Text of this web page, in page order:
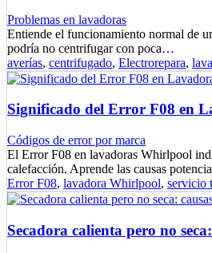
Problemas en lavadoras
Entiende el funcionamiento normal de
podría no centrifugar con poca…
averías, centrifugado, Electrorepara,
Significado del Error F08 en
Códigos de error por marca
El Error F08 en lavadoras Whirlpool
calefacción. Aprende las causas
Error F08, lavadora Whirlpool, servicio
Secadora calienta pero no